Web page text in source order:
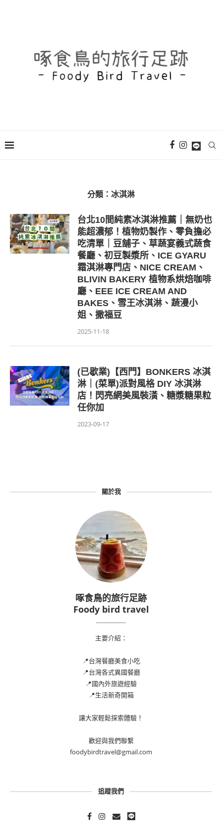
分類： 冰淇淋
台北10間純素冰淇淋推薦｜無奶也
能超濃郁！植物奶製作、零負擔必
吃清單｜豆舖子、草蔬宴義式蔬食
餐廳、初豆製漿所、ICE GYARU
霜淇淋專門店、NICE CREAM、
BLIVIN BAKERY 植物系烘焙咖啡
廳、EEE ICE CREAM AND
BAKES、雪王冰淇淋、蔬漫小
姐、撒福豆
2025-11-18
(已歇業)【西門】BONKERS 冰淇
淋｜(菜單)派對風格 DIY 冰淇淋
店！閃亮網美風裝潢、糖漿糖果粒
任你加
2023-09-17
關於我
啄食鳥的旅行足跡
Foody bird travel
主要介紹：
📍台灣餐廳美食小吃
📍台灣各式異國餐廳
📍國內外旅遊經驗
📍生活新奇開箱
讓大家輕鬆探索體驗！
歡迎與我們聯繫
foodybirdtravel@gmail.com
追蹤我們